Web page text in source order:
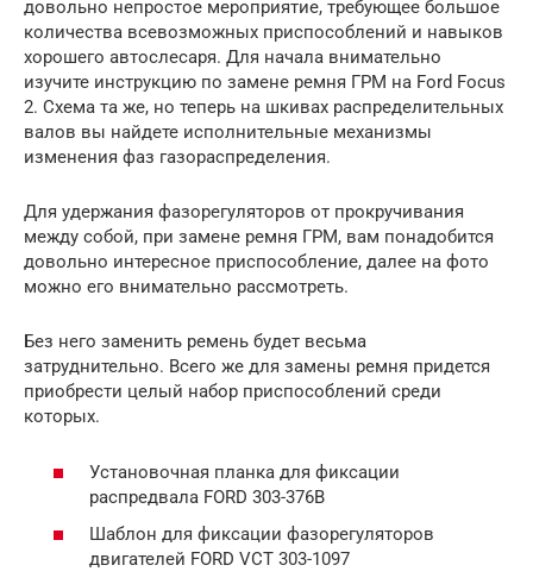
довольно непростое мероприятие, требующее большое
количества всевозможных приспособлений и навыков
хорошего автослесаря. Для начала внимательно
изучите инструкцию по замене ремня ГРМ на Ford Focus
2. Схема та же, но теперь на шкивах распределительных
валов вы найдете исполнительные механизмы
изменения фаз газораспределения.
Для удержания фазорегуляторов от прокручивания
между собой, при замене ремня ГРМ, вам понадобится
довольно интересное приспособление, далее на фото
можно его внимательно рассмотреть.
Без него заменить ремень будет весьма
затруднительно. Всего же для замены ремня придется
приобрести целый набор приспособлений среди
которых.
Установочная планка для фиксации
распредвала FORD 303-376B
Шаблон для фиксации фазорегуляторов
двигателей FORD VCT 303-1097